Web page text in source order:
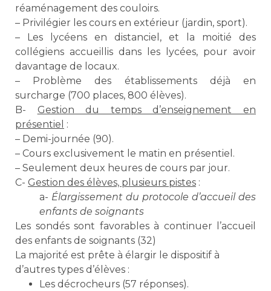
réaménagement des couloirs.
– Privilégier les cours en extérieur (jardin, sport).
– Les lycéens en distanciel, et la moitié des
collégiens accueillis dans les lycées, pour avoir
davantage de locaux.
– Problème des établissements déjà en
surcharge (700 places, 800 élèves).
B- Gestion du temps d’enseignement en
présentiel :
– Demi-journée (90).
– Cours exclusivement le matin en présentiel.
– Seulement deux heures de cours par jour.
C- Gestion des élèves, plusieurs pistes :
a- Élargissement du protocole d’accueil des
enfants de soignants
Les sondés sont favorables à continuer l’accueil
des enfants de soignants (32)
La majorité est prête à élargir le dispositif à
d’autres types d’élèves :
Les décrocheurs (57 réponses).